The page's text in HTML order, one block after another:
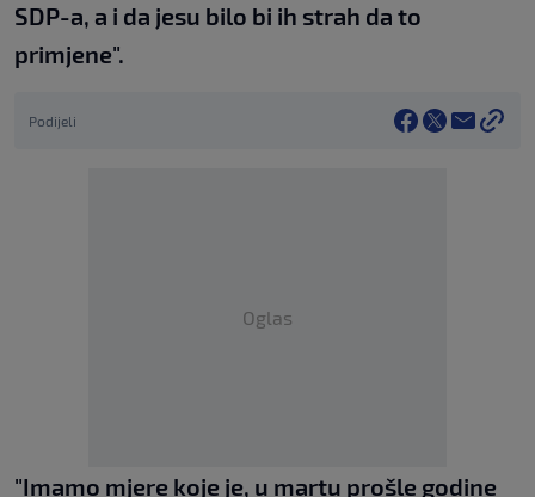
SDP-a, a i da jesu bilo bi ih strah da to
primjene".
Podijeli
Oglas
"Imamo mjere koje je, u martu prošle godine